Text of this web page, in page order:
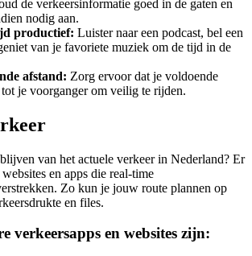
de verkeersinformatie goed in de gaten en
nodig aan.
productief: Luister naar een podcast, bel een
van je favoriete muziek om de tijd in de
afstand: Zorg ervoor dat je voldoende
je voorganger om veilig te rijden.
van het actuele verkeer in Nederland? Er
en apps die real-time
Zo kun je jouw route plannen op
en files.
verkeersapps en websites zijn: